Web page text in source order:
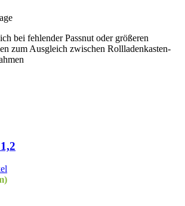
bei fehlender Passnut oder größeren
zum Ausgleich zwischen Rollladenkasten-